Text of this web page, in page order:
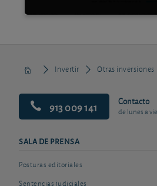
Invertir Otras inversiones
913 009 141 Contacto
de lunes a
SALA DE PRENSA
Posturas editoriales
Sentencias judiciales